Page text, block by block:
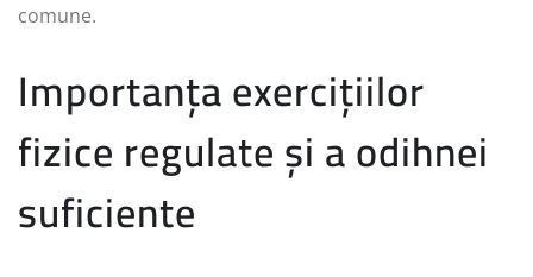
comune.
Importanța exercițiilor
fizice regulate și a odihnei
suficiente